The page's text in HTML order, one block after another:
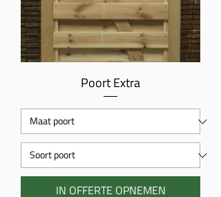
Poort Extra
IN OFFERTE OPNEMEN